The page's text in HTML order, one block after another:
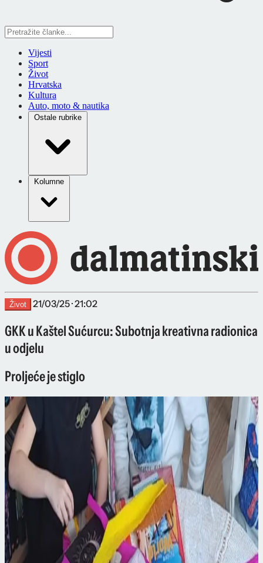
Vijesti
Sport
Život
Hrvatska
Kultura
Auto, moto & nautika
Ostale rubrike
Kolumne
Život 21/03/25 · 21:02
GKK u Kaštel Sućurcu: Subotnja kreativna radionica
u odjelu
Proljeće je stiglo